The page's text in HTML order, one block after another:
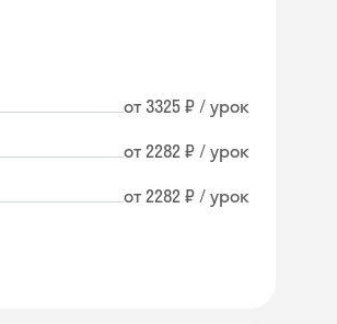
от 3325 ₽ / урок
от 2282 ₽ / урок
от 2282 ₽ / урок